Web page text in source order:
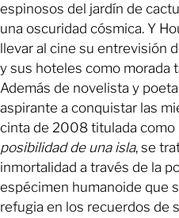
espinosos del jardín de
una oscuridad cósmica. Y
llevar al cine su entrevisión
y sus hoteles como morada
Además de novelista y
aspirante a conquistar las
cinta de 2008 titulada como
posibilidad de una isla, se
inmortalidad a través de la
espécimen humanoide que
refugia en los recuerdos de